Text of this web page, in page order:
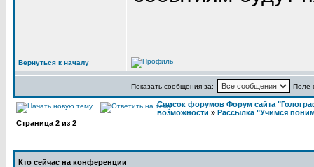
Вернуться к началу
Показать сообщения за: Поле
Список форумов Форум сайта
возможности » Рассылка "Учимся
Страница 2 из 2
Кто сейчас на конференции